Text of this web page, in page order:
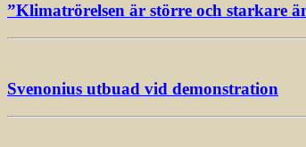
”Klimatrörelsen är större och starkare
Svenonius utbuad vid demonstration